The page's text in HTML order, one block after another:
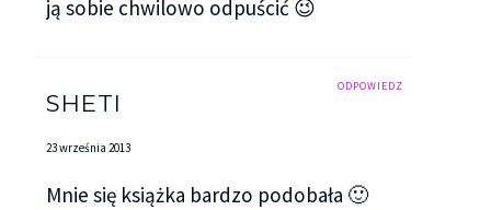
ją sobie chwilowo odpuścić 😉
ODPOWIEDZ
SHETI
23 września 2013
Mnie się książka bardzo podobała 🙂